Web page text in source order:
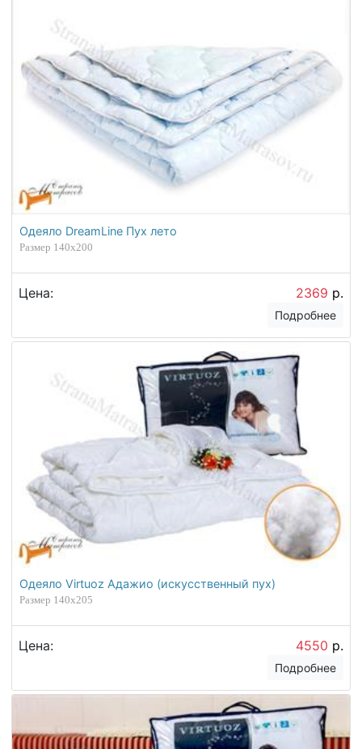
Одеяло DreamLine Пух лето
Размер 140х200
Цена: 2369 р.
Подробнее
Одеяло Virtuoz Адажио (искусственный пух)
Размер 140х205
Цена: 4550 р.
Подробнее